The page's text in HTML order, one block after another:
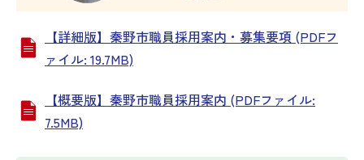
【詳細版】秦野市職員採用案内・募集要項 (PDFフ
ァイル: 19.7MB)
【概要版】秦野市職員採用案内 (PDFファイル:
7.5MB)